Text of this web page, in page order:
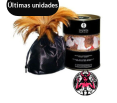
Últimas unidades
lista de